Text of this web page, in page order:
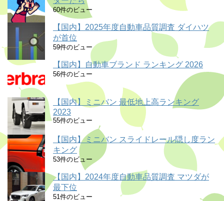
60件のビュー
【国内】2025年度自動車品質調査 ダイハツ
が首位
59件のビュー
【国内】自動車ブランド ランキング 2026
56件のビュー
【国内】ミニバン 最低地上高ランキング
2023
55件のビュー
【国内】ミニバン スライドレール隠し度ラン
キング
53件のビュー
【国内】2024年度自動車品質調査 マツダが
最下位
51件のビュー